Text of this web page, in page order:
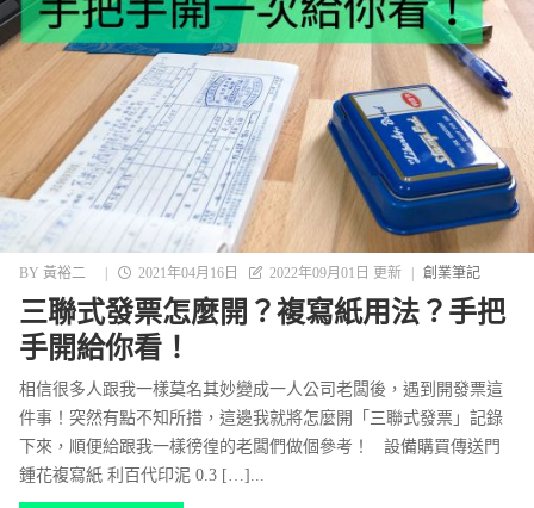
BY 黃裕二 | 2021年04月16日 2022年09月01日 更新 | 創業筆記
三聯式發票怎麼開？複寫紙用法？手把
手開給你看！
相信很多人跟我一樣莫名其妙變成一人公司老闆後，遇到開發票這
件事！突然有點不知所措，這邊我就將怎麼開「三聯式發票」記錄
下來，順便給跟我一樣徬徨的老闆們做個參考！ 設備購買傳送門
鍾花複寫紙 利百代印泥 0.3 […]...